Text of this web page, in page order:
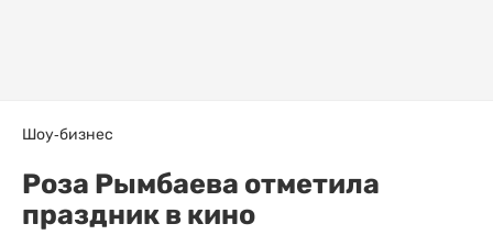
Шоу-бизнес
Роза Рымбаева отметила
праздник в кино